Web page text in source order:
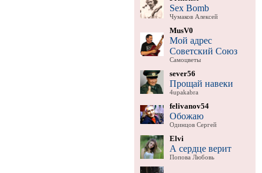
Sex Bomb
Чумаков Алексей
MusV0
Мой адрес
Советский Союз
Самоцветы
sever56
Прощай навеки
4upakabra
felivanov54
Обожаю
Одинцов Сергей
Elvi
А сердце верит
Попова Любовь